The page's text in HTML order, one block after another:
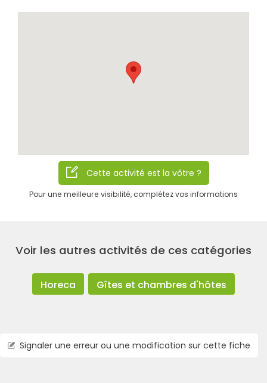
Cette activité est la vôtre ?
Pour une meilleure visibilité, complétez vos informations
Voir les autres activités de ces catégories
Horeca Gîtes et chambres d'hôtes
Signaler une erreur ou une modification sur cette fiche